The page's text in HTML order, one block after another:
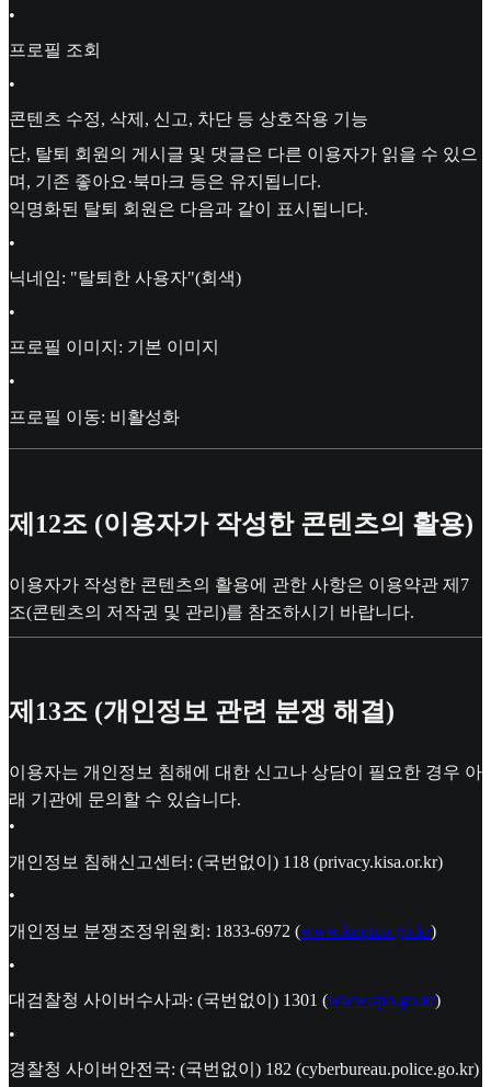
•
프로필 조회
•
콘텐츠 수정, 삭제, 신고, 차단 등 상호작용 기능
단, 탈퇴 회원의 게시글 및 댓글은 다른 이용자가 읽을 수 있으
며, 기존 좋아요·북마크 등은 유지됩니다.
익명화된 탈퇴 회원은 다음과 같이 표시됩니다.
•
닉네임: "탈퇴한 사용자"(회색)
•
프로필 이미지: 기본 이미지
•
프로필 이동: 비활성화
제12조 (이용자가 작성한 콘텐츠의 활용)
이용자가 작성한 콘텐츠의 활용에 관한 사항은 이용약관 제7
조(콘텐츠의 저작권 및 관리)를 참조하시기 바랍니다.
제13조 (개인정보 관련 분쟁 해결)
이용자는 개인정보 침해에 대한 신고나 상담이 필요한 경우 아
래 기관에 문의할 수 있습니다.
•
개인정보 침해신고센터: (국번없이) 118 (privacy.kisa.or.kr)
•
개인정보 분쟁조정위원회: 1833-6972 (www.kopico.go.kr)
•
대검찰청 사이버수사과: (국번없이) 1301 (www.spo.go.kr)
•
경찰청 사이버안전국: (국번없이) 182 (cyberbureau.police.go.kr)